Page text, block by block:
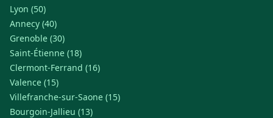
Lyon (50)
Annecy (40)
Grenoble (30)
Saint-Étienne (18)
Clermont-Ferrand (16)
Valence (15)
Villefranche-sur-Saone (15)
Bourgoin-Jallieu (13)